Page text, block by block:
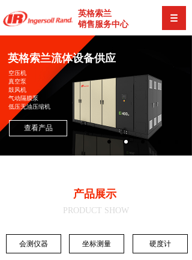
英格索兰
销售服务中心
英格索兰流体设备供应
空压机
真空泵
鼓风机
气动隔膜泵
低压无油压缩机
查看产品
产品展示
PRODUCT SHOW
会测仪器 坐标测量 硬度计